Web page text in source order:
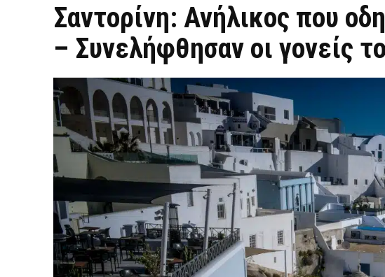
Σαντορίνη: Ανήλικος που
– Συνελήφθησαν οι γονείς